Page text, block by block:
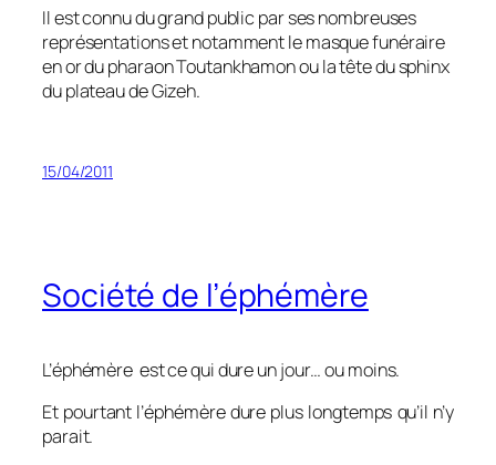
Il est connu du grand public par ses nombreuses
représentations et notamment le masque funéraire
en or du pharaon Toutankhamon ou la tête du sphinx
du plateau de Gizeh.
15/04/2011
Société de l’éphémère
L’éphémère est ce qui dure un jour… ou moins.
Et pourtant l’éphémère dure plus longtemps qu’il n’y
parait.